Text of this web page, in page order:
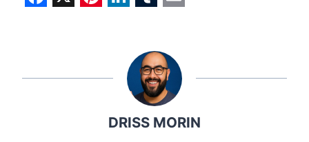
e
t
k
d
m
b
l
r
a
i
l
DRISS MORIN